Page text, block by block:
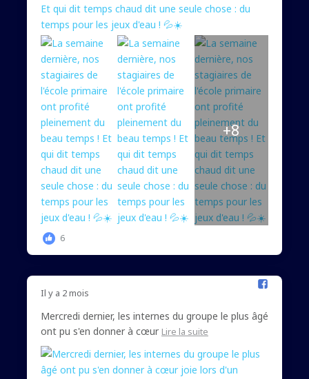
+8
6
Il y a 2 mois
Mercredi dernier, les internes du groupe le plus âgé
ont pu s'en donner à cœur Lire la suite